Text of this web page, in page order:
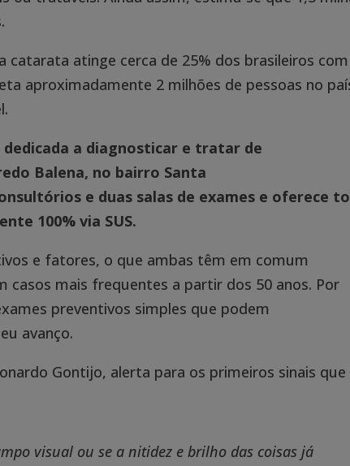
catarata atinge cerca de 25% dos brasileiros com
aproximadamente 2 milhões de pessoas no
dedicada a diagnosticar e tratar de
Balena, no bairro Santa
e duas salas de exames e oferece
100% via SUS.
e fatores, o que ambas têm em comum
casos mais frequentes a partir dos 50 anos. Por
preventivos simples que podem
avanço.
Gontijo, alerta para os primeiros sinais que
visual ou se a nitidez e brilho das coisas já